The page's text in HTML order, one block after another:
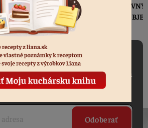
1-2 PRACOVNÝCH DNÍ
PRIJATIA OBJEDNÁVKY
prvý o našich akciách, novinkách a
Odoberať